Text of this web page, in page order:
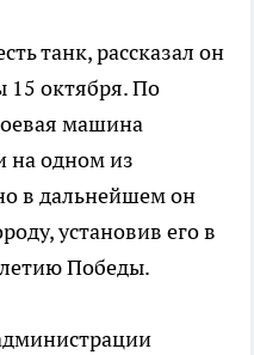
танк, рассказал он
15 октября. По
машина
на одном из
в дальнейшем он
установив его в
Победы.